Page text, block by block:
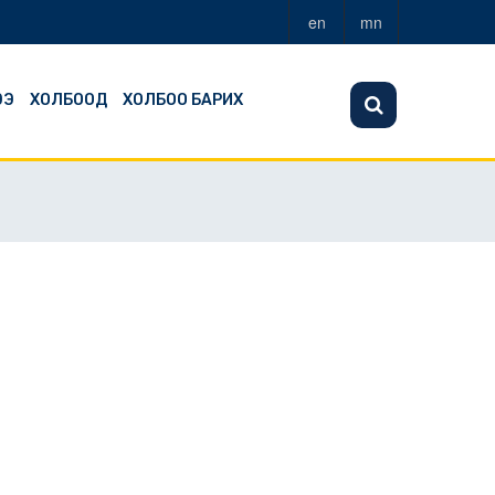
en mn
ХОЛБООД ХОЛБОО БАРИХ